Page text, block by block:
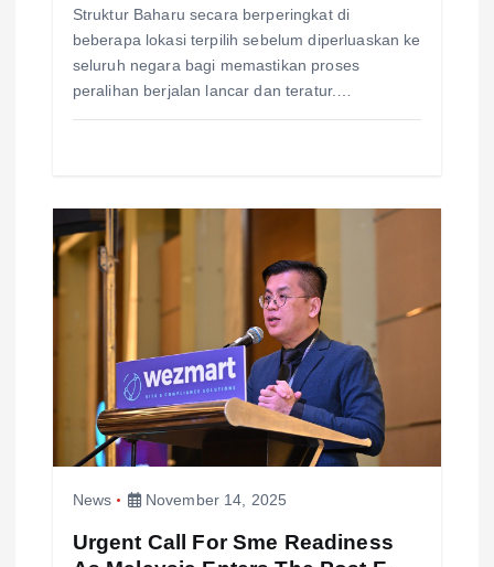
Struktur Baharu secara berperingkat di
beberapa lokasi terpilih sebelum diperluaskan ke
seluruh negara bagi memastikan proses
peralihan berjalan lancar dan teratur.…
News November 14, 2025
Urgent Call For Sme Readiness